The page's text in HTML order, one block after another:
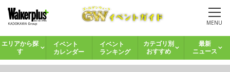
MENU
エリアから探
す
イベント
カレンダー
イベント
ランキング
カテゴリ別
おすすめ
最新
ニュース